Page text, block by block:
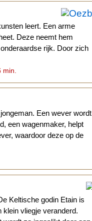
leert. Een arme
Deze neemt hem
rijk. Door zich
min.
Een wever wordt
een wagenmaker, helpt
waardoor deze op de
Keltische godin Etain is
vliegje veranderd.